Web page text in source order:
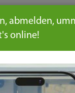
abmelden,
online!